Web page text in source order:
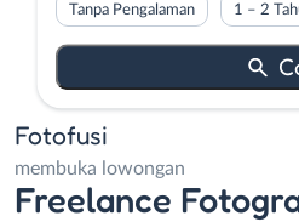
Tanpa Pengalaman 1 – 2
Fotofusi
membuka lowongan
Freelance